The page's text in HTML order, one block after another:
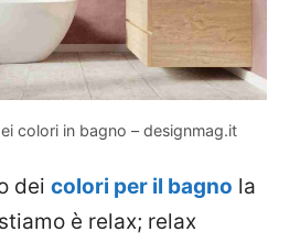
colori in bagno – designmag.it
dei colori per il bagno la
è relax; relax